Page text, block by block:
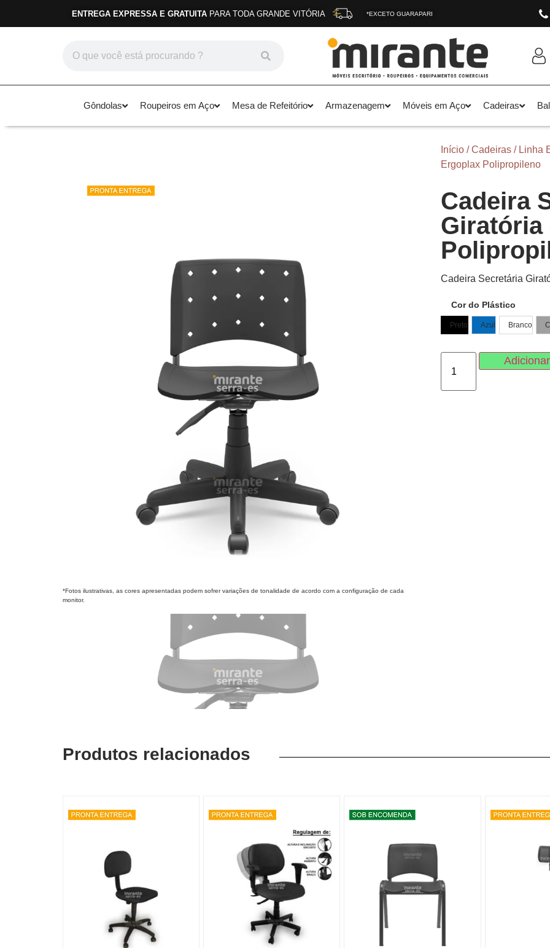
ENTREGA EXPRESSA E GRATUITA PARA TODA GRANDE VITÓRIA *EXCETO GUARAPARI
Gôndolas Roupeiros em Aço Mesa de Refeitório Armazenagem Móveis em Aço Cadeiras
*Fotos ilustrativas, as cores apresentadas podem sofrer variações de tonalidade de acordo com a configuração de cada
monitor.
Início/Cadeiras/ Linha
Ergoplax Polipropileno
Cadeira
Giratória
Cadeira Secretária
Cor do Plástico
Preto Azul Branco
Produtos relacionados